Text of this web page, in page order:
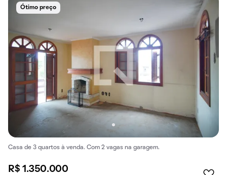
Ótimo preço
Casa de 3 quartos à venda. Com 2 vagas na garagem.
R$ 1.350.000